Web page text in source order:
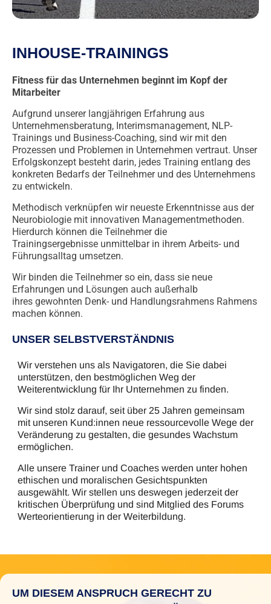
INHOUSE-TRAININGS
Fitness für das Unternehmen beginnt im Kopf der
Mitarbeiter
Aufgrund unserer langjährigen Erfahrung aus
Unternehmensberatung, Interimsmanagement, NLP-
Trainings und Business-Coaching, sind wir mit den
Prozessen und Problemen in Unternehmen vertraut. Unser
Erfolgskonzept besteht darin, jedes Training entlang des
konkreten Bedarfs der Teilnehmer und des Unternehmens
zu entwickeln.
Methodisch verknüpfen wir neueste Erkenntnisse aus der
Neurobiologie mit innovativen Managementmethoden.
Hierdurch können die Teilnehmer die
Trainingsergebnisse unmittelbar in ihrem Arbeits- und
Führungsalltag umsetzen.
Wir binden die Teilnehmer so ein, dass sie neue
Erfahrungen und Lösungen auch außerhalb
ihres gewohnten Denk- und Handlungsrahmens Rahmens
machen können.
UNSER SELBSTVERSTÄNDNIS
Wir verstehen uns als Navigatoren, die Sie dabei
unterstützen, den bestmögli­chen Weg der
Weiterentwicklung für Ihr Unternehmen zu finden.
Wir sind stolz darauf, seit über 25 Jahren gemeinsam
mit unseren Kund:innen neue ressourcevolle Wege der
Veränderung zu gestalten, die gesundes Wachstum
ermöglichen.
Alle unsere Trainer und Coaches werden unter hohen
ethischen und morali­schen Gesichtspunkten
ausgewählt. Wir stellen uns deswegen jeder­zeit der
kritischen Überprüfung und sind Mitglied des Forums
Werteorientierung in der Weiterbildung.
UM DIESEM ANSPRUCH GERECHT ZU